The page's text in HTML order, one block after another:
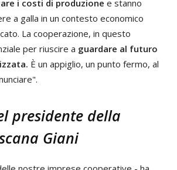
i costi di produzione e stanno
a galla in un contesto economico
La cooperazione, in questo
per riuscire a guardare al futuro
È un appiglio, un punto fermo, al
presidente della
Giani